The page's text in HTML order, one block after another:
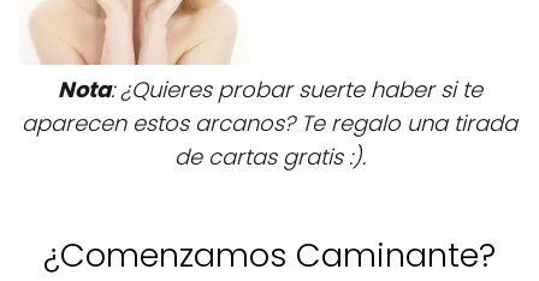
Nota: ¿Quieres probar suerte haber si te
aparecen estos arcanos? Te regalo una tirada
de cartas gratis :).
¿Comenzamos Caminante?